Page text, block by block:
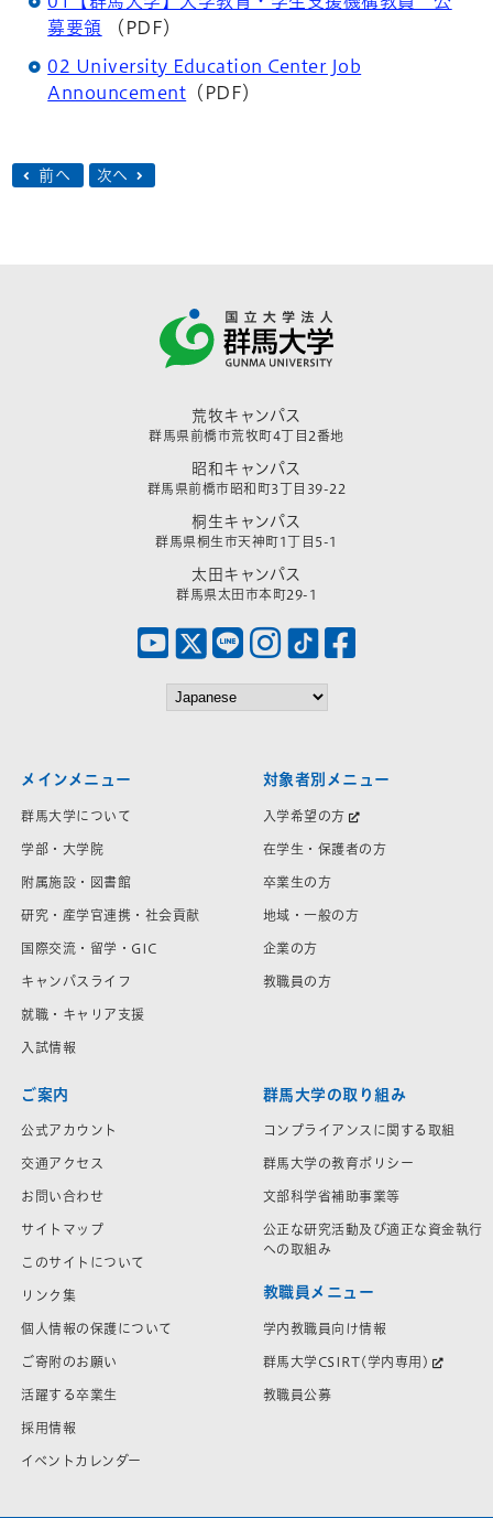
募要領
（PDF）
02 University Education Center Job
Announcement （PDF）
前へ 次へ
荒牧キャンパス
群馬県前橋市荒牧町4丁目2番地
昭和キャンパス
群馬県前橋市昭和町3丁目39-22
桐生キャンパス
群馬県桐生市天神町1丁目5-1
太田キャンパス
群馬県太田市本町29-1
メインメニュー
群馬大学について
学部・大学院
附属施設・図書館
研究・産学官連携・社会貢献
国際交流・留学・GIC
キャンパスライフ
就職・キャリア支援
入試情報
対象者別メニュー
入学希望の方
在学生・保護者の方
卒業生の方
地域・一般の方
企業の方
教職員の方
ご案内
公式アカウント
交通アクセス
お問い合わせ
サイトマップ
このサイトについて
リンク集
個人情報の保護について
ご寄附のお願い
活躍する卒業生
採用情報
イベントカレンダー
群馬大学の取り組み
コンプライアンスに関する取組
群馬大学の教育ポリシー
文部科学省補助事業等
公正な研究活動及び適正な資金執行
への取組み
教職員メニュー
学内教職員向け情報
群馬大学CSIRT(学内専用)
教職員公募